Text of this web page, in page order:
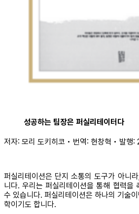
성공하는 팀장은 퍼실리테이터다
저자: 모리 도키히코 • 번역: 현창혁 • 발
퍼실리테이션은 단지 소통의 도구가 아니
니다. 우리는 퍼실리테이션을 통해 협력을
수 있습니다. 퍼실리테이션은 하나의 기술
학이기도 합니다.